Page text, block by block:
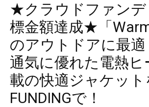
★クラウドファンデ
標金額達成★「
のアウトドアに最適
通気に優れた電熱ヒ
載の快適ジャケット
FUNDINGで！